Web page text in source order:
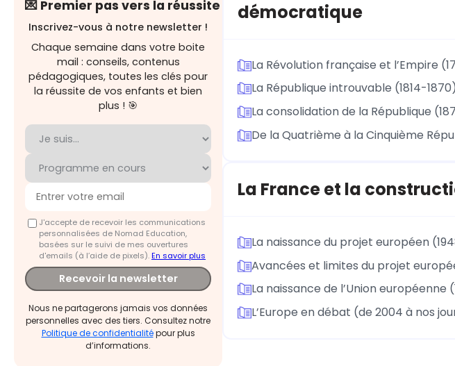
💌 Premier pas vers la réussite
Inscrivez-vous à notre newsletter !
Chaque semaine dans votre boite
mail : conseils, contenus
pédagogiques, toutes les clés pour
la réussite de vos enfants et bien
plus ! 🎯
J'accepte de recevoir les communications
personnalisées de Nomad Education,
basées sur le suivi de mes ouvertures
d'emails (à l’aide de pixels).En savoir plus
Recevoir la newsletter
Nous ne partagerons jamais vos données
personnelles avec des tiers. Consultez notre
Politique de confidentialitépour plus
d’informations.
démocratique
La Révolution française et l’Empire
La République introuvable (1814-1870)
La consolidation de la République
De la Quatrième à la Cinquième
La France et la
La naissance du projet européen
Avancées et limites du projet
La naissance de l’Union européenne
L’Europe en débat (de 2004 à nos